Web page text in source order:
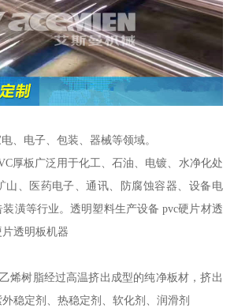
、电子、包装、器械等领域。
厚板广泛用于化工、石油、电镀、水净化处
山、医药电子、通讯、防腐蚀容器、设备电
潢等行业。透明塑料生产设备 pvc硬片材透
透明板机器
烯树脂经过高温挤出成型的纯净板材，挤出
稳定剂、热稳定剂、软化剂、润滑剂